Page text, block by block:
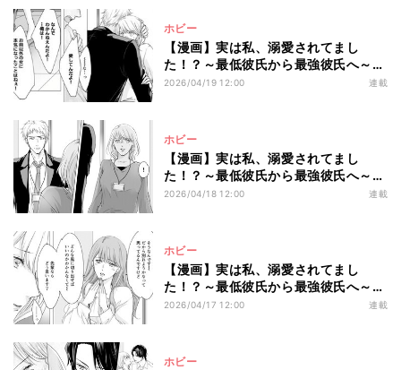
ホビー
【漫画】実は私、溺愛されてまし
た！？～最低彼氏から最強彼氏へ～
第10回 「俺のこと好きなんだろ?」勘
2026/04/19 12:00 連載
ホビー
【漫画】実は私、溺愛されてまし
た！？～最低彼氏から最強彼氏へ～
第9回 浮気をしたのは自分なのに…上
2026/04/18 12:00 連載
ホビー
【漫画】実は私、溺愛されてまし
た！？～最低彼氏から最強彼氏へ～
第8回 私から彼氏を略奪した…よね!?
2026/04/17 12:00 連載
ホビー